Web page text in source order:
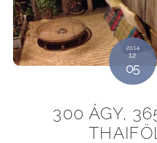
2014
12
05
300 ÁGY,